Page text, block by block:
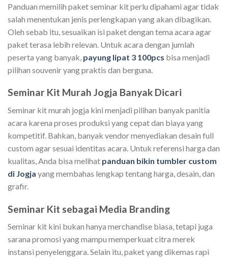
Panduan memilih paket seminar kit perlu dipahami agar tidak
salah menentukan jenis perlengkapan yang akan dibagikan.
Oleh sebab itu, sesuaikan isi paket dengan tema acara agar
paket terasa lebih relevan. Untuk acara dengan jumlah
peserta yang banyak, payung lipat 3 100pcs bisa menjadi
pilihan souvenir yang praktis dan berguna.
Seminar Kit Murah Jogja Banyak Dicari
Seminar kit murah jogja kini menjadi pilihan banyak panitia
acara karena proses produksi yang cepat dan biaya yang
kompetitif. Bahkan, banyak vendor menyediakan desain full
custom agar sesuai identitas acara. Untuk referensi harga dan
kualitas, Anda bisa melihat panduan bikin tumbler custom
di Jogja yang membahas lengkap tentang harga, desain, dan
grafir.
Seminar Kit sebagai Media Branding
Seminar kit kini bukan hanya merchandise biasa, tetapi juga
sarana promosi yang mampu memperkuat citra merek
instansi penyelenggara. Selain itu, paket yang dikemas rapi